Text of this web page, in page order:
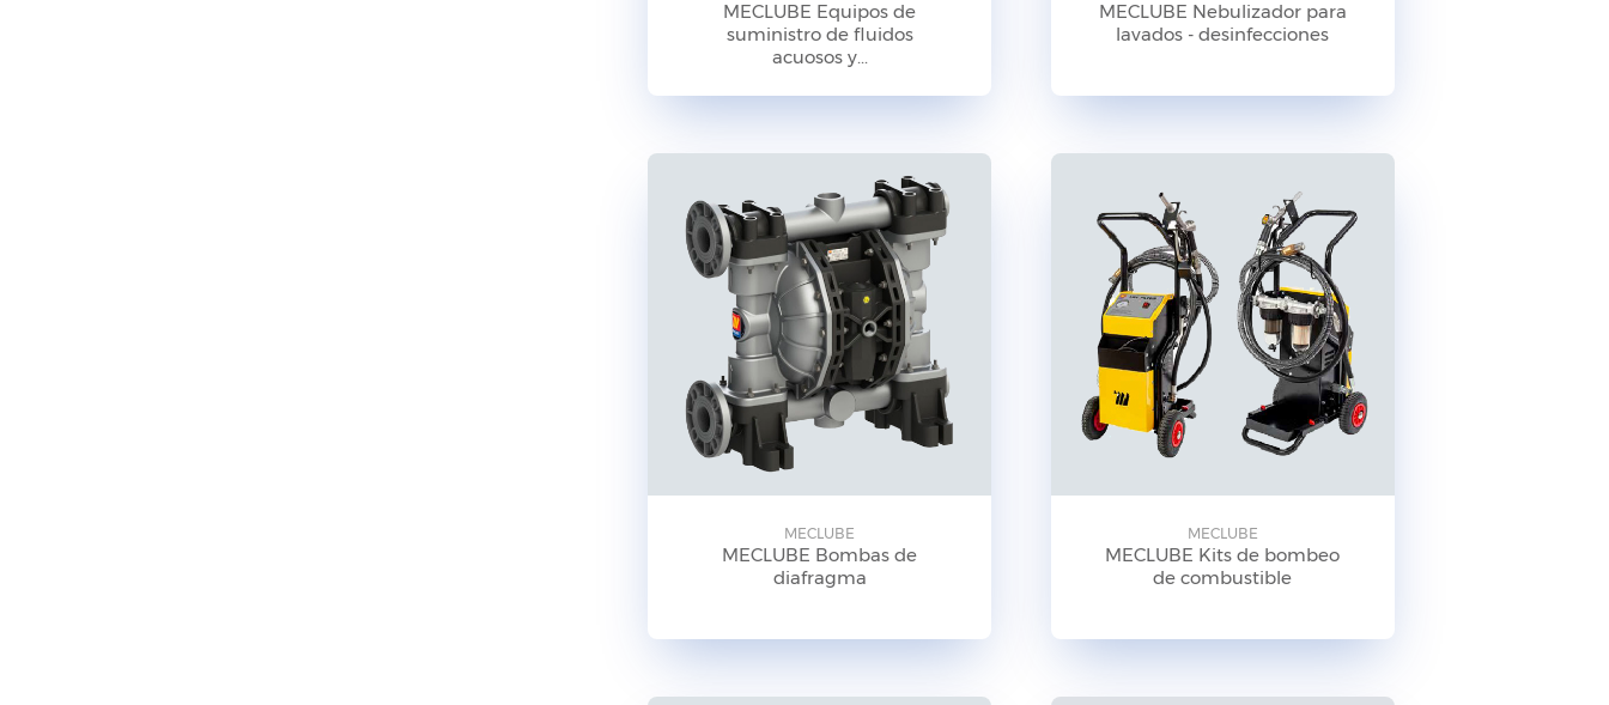
MECLUBE Equipos de
suministro de fluidos
acuosos y...
MECLUBE Nebulizador para
lavados - desinfecciones
MECLUBE
MECLUBE Bombas de
diafragma
MECLUBE
MECLUBE Kits de bombeo
de combustible